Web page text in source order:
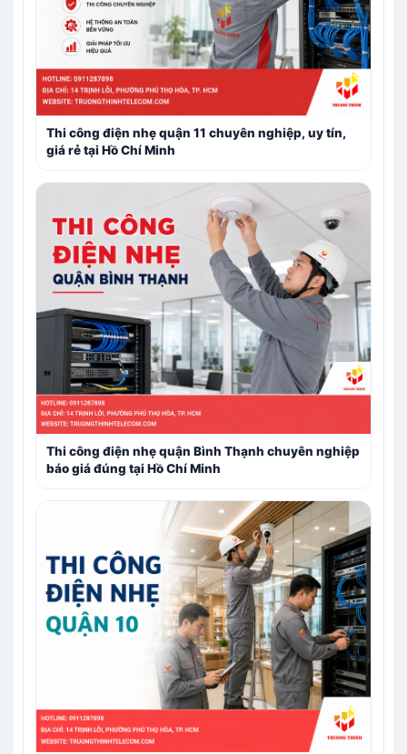
Thi công điện nhẹ quận 11 chuyên nghiệp, uy tín,
giá rẻ tại Hồ Chí Minh
Thi công điện nhẹ quận Bình Thạnh chuyên nghiệp
báo giá đúng tại Hồ Chí Minh